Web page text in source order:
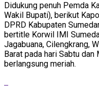
Didukung penuh Pemda
Wakil Bupati), berikut
DPRD Kabupaten
bertitle Korwil IMI
Jagabuana, Cilengkrang,
Barat pada hari Sabtu
berlangsung meriah.